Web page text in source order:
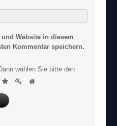
und Website in diesem
Kommentar speichern.
wählen Sie bitte den
S